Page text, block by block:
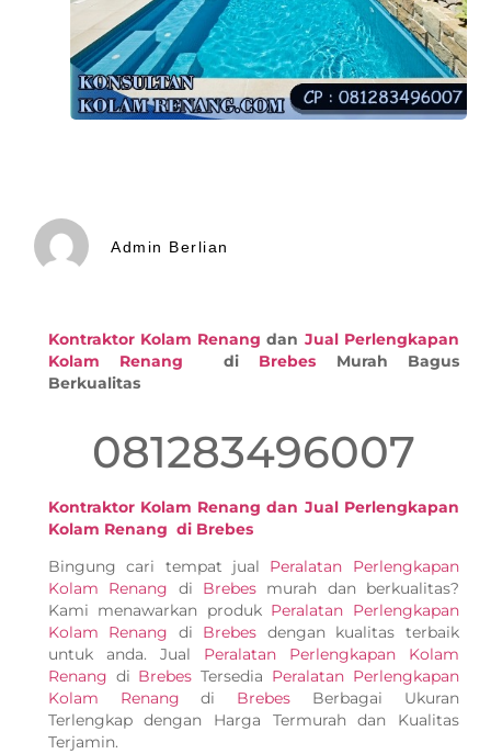
Admin Berlian
Kontraktor Kolam Renang dan Jual Perlengkapan
Kolam Renang
di Brebes
Murah Bagus
Berkualitas
081283496007
Kontraktor Kolam Renang dan Jual Perlengkapan
Kolam Renang di Brebes
Bingung cari tempat jual Peralatan Perlengkapan
Kolam Renang di Brebesmurah dan berkualitas?
Kami menawarkan produk Peralatan Perlengkapan
Kolam Renang di Brebes dengan kualitas terbaik
untuk anda. Jual Peralatan Perlengkapan Kolam
Renang di Brebes Tersedia Peralatan Perlengkapan
Kolam Renang di Brebes Berbagai Ukuran
Terlengkap dengan Harga Termurah dan Kualitas
Terjamin.